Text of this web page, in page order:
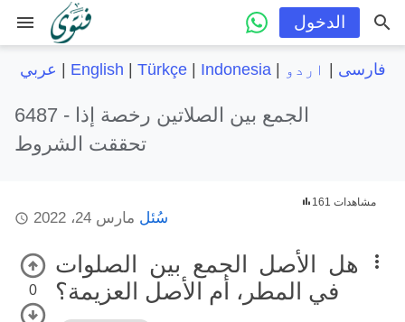
menu الدخول
عربي English Türkçe| Indonesia| فارسی اردو
6487 - الجمع بين الصلاتين رخصة إذا
تحققت الشروط
سُئل مارس 24، 2022
161 مشاهدات
0
هل الأصل الجمع بين الصلوات
في المطر، أم الأصل العزيمة؟